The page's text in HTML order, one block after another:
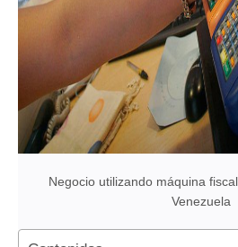
Negocio utilizando máquina
Venezuela